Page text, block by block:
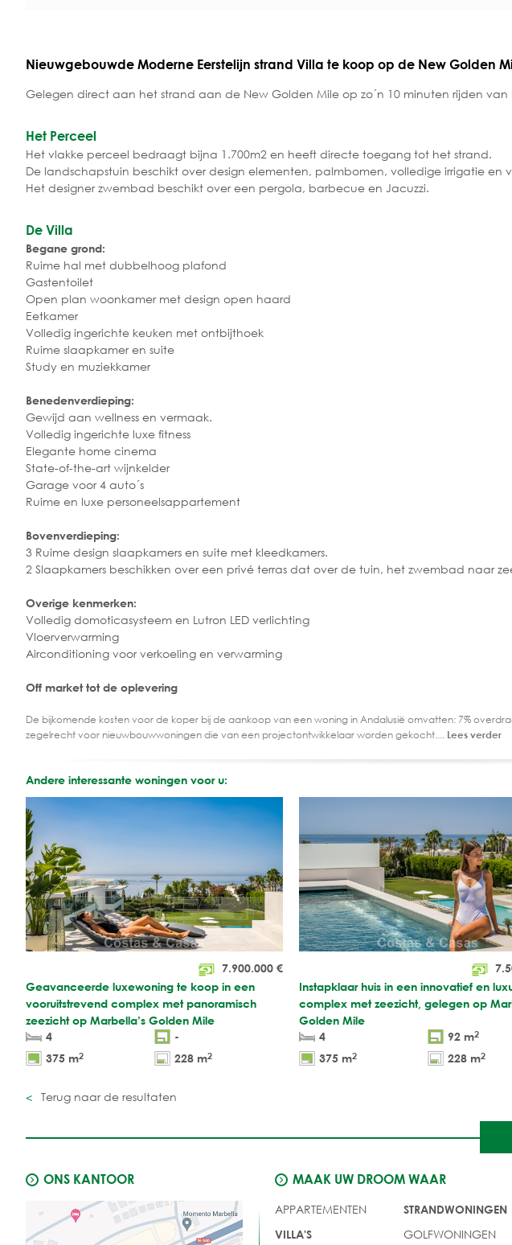
Nieuwgebouwde Moderne Eerstelijn strand Villa te koop op de New Golden
Gelegen direct aan het strand aan de New Golden Mile op zo´n 10 minuten rijden van
Het Perceel
Het vlakke perceel bedraagt bijna 1.700m2 en heeft directe toegang tot het strand.
De landschapstuin beschikt over design elementen, palmbomen, volledige irrigatie en
Het designer zwembad beschikt over een pergola, barbecue en Jacuzzi.
De Villa
Begane grond:
Ruime hal met dubbelhoog plafond
Gastentoilet
Open plan woonkamer met design open haard
Eetkamer
Volledig ingerichte keuken met ontbijthoek
Ruime slaapkamer en suite
Study en muziekkamer
Benedenverdieping:
Gewijd aan wellness en vermaak.
Volledig ingerichte luxe fitness
Elegante home cinema
State-of-the-art wijnkelder
Garage voor 4 auto´s
Ruime en luxe personeelsappartement
Bovenverdieping:
3 Ruime design slaapkamers en suite met kleedkamers.
2 Slaapkamers beschikken over een privé terras dat over de tuin, het zwembad naar
Overige kenmerken:
Volledig domoticasysteem en Lutron LED verlichting
Vloerverwarming
Airconditioning voor verkoeling en verwarming
Off market tot de oplevering
De bijkomende kosten voor de koper bij de aankoop van een woning in Andalusië omvatten: 7%
zegelrecht voor nieuwbouwwoningen die van een projectontwikkelaar worden gekocht.... Lees verder
Andere interessante woningen voor u:
7.900.000 €
Geavanceerde luxewoning te koop in een
vooruitstrevend complex met panoramisch
zeezicht op Marbella’s Golden Mile
4
-
375 m2 228 m2
Instapklaar huis in een innovatief en
complex met zeezicht, gelegen op
Golden Mile
4
92 m2
375 m2 228 m2
Terug naar de resultaten
ONS KANTOOR
MAAK UW DROOM WAAR
APPARTEMENTEN
VILLA'S
STRANDWONINGEN
GOLFWONINGEN